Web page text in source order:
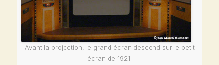
Avant la projection, le grand écran descend sur le petit
écran de 1921.